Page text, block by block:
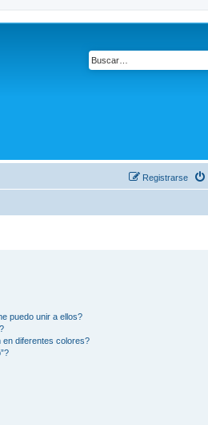
Registrarse
puedo unir a ellos?
diferentes colores?